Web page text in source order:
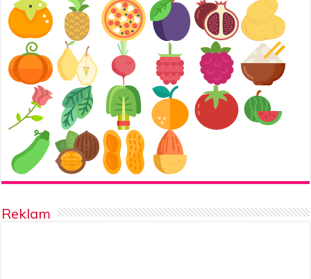
Reklam